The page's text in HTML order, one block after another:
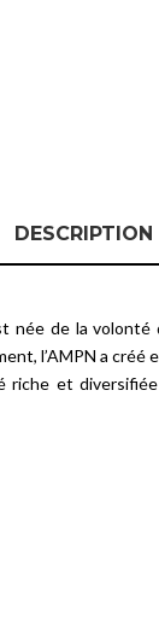
DESCRIPTION
née de la
l’AMPN a
riche et